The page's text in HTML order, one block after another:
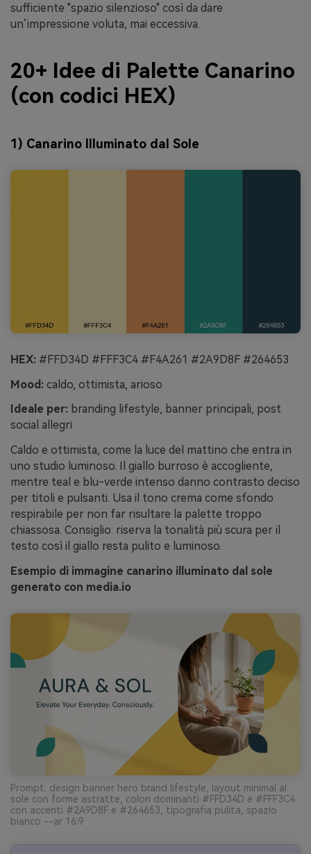
sufficiente "spazio silenzioso" così da dare
un’impressione voluta, mai eccessiva.
20+ Idee di Palette Canarino
(con codici HEX)
1) Canarino Illuminato dal Sole
HEX: #FFD34D #FFF3C4 #F4A261 #2A9D8F #264653
Mood: caldo, ottimista, arioso
Ideale per: branding lifestyle, banner principali, post
social allegri
Caldo e ottimista, come la luce del mattino che entra in
uno studio luminoso. Il giallo burroso è accogliente,
mentre teal e blu-verde intenso danno contrasto deciso
per titoli e pulsanti. Usa il tono crema come sfondo
respirabile per non far risultare la palette troppo
chiassosa. Consiglio: riserva la tonalità più scura per il
testo così il giallo resta pulito e luminoso.
Esempio di immagine canarino illuminato dal sole
generato con media.io
Prompt: design banner hero brand lifestyle, layout minimal al
sole con forme astratte, colori dominanti #FFD34D e #FFF3C4
con accenti #2A9D8F e #264653, tipografia pulita, spazio
bianco --ar 16:9